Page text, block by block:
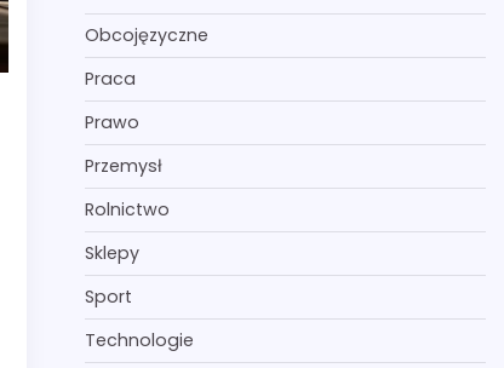
Obcojęzyczne
Praca
Prawo
Przemysł
Rolnictwo
Sklepy
Sport
Technologie